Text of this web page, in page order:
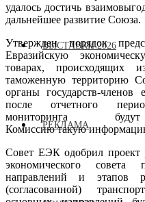
ВЫСТАВКИ 2026
РЕКЛАМА
удалось достичь
дальнейшее развитие Союза.
Утвержден порядок
Евразийскую
товарах,
таможенную территорию
органы государств-
после отчетного
мониторинга
Комиссию такую
Совет ЕЭК одобрил проект
экономического
направлений и этапов
(согласованной)